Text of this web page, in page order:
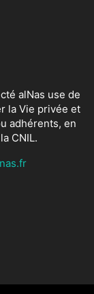
alNas use de
la Vie privée et
adhérents, en
CNIL.